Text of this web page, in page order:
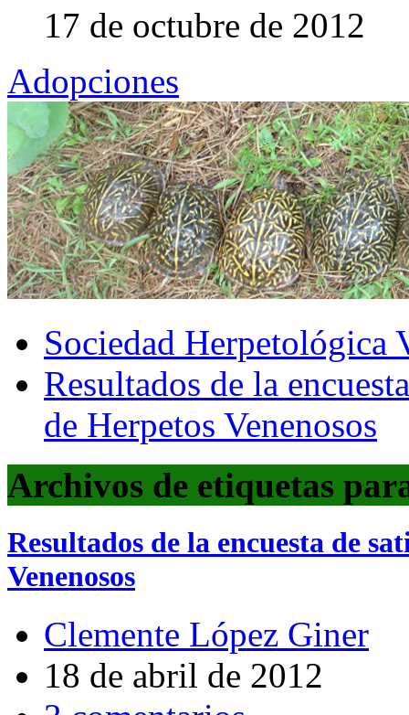
17 de octubre de 2012
Adopciones
Sociedad Herpetológica
Resultados de la
de Herpetos Venenosos
Archivos de etiquetas
Resultados de la encuesta de
Venenosos
Clemente López Giner
18 de abril de 2012